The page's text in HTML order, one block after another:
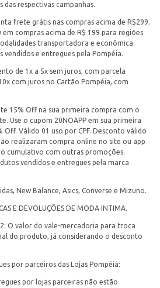
das respectivas campanhas.
frete grátis nas compras acima de R$299.
compras acima de R$ 199 para regiões
transportadora e econômica.
vendidos e entregues pela Pompéia.
de 1x a 5x sem juros, com parcela
com juros no Cartão Pompéia, com
15% Off na sua primeira compra com o
Use o cupom 20NOAPP em sua primeira
Off. Válido 01 uso por CPF. Desconto válido
realizaram compra online no site ou app
cumulativo com outras promoções.
vendidos e entregues pela marca
New Balance, Asics, Converse e Mizuno.
E DEVOLUÇÕES DE MODA INTIMA.
2: O valor do vale-mercadoria para troca
do produto, já considerando o desconto
por parceiros das Lojas Pompéia:
por lojas parceiras não estão